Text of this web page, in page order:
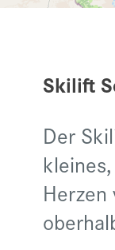
Skilift
Der
Herzen